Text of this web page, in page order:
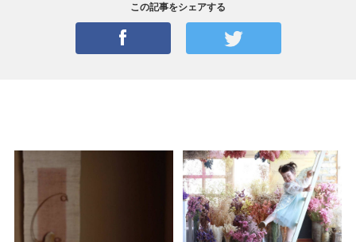
この記事をシェアする